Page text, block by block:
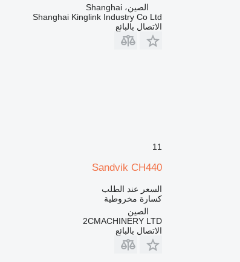
الصين، Shanghai
Shanghai Kinglink Industry Co Ltd
الاتصال بالبائع
11
Sandvik CH440
السعر عند الطلب
كسارة مخروطية
الصين
2CMACHINERY LTD
الاتصال بالبائع